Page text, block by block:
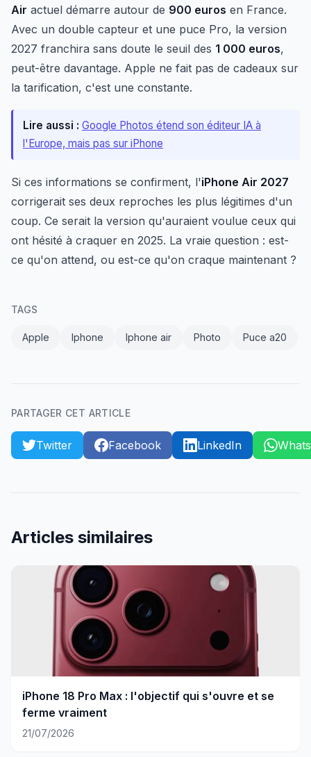
Air actuel démarre autour de 900 euros en France.
Avec un double capteur et une puce Pro, la version
2027 franchira sans doute le seuil des 1 000 euros,
peut-être davantage. Apple ne fait pas de cadeaux sur
la tarification, c'est une constante.
Lire aussi : Google Photos étend son éditeur IA à
l'Europe, mais pas sur iPhone
Si ces informations se confirment, l'iPhone Air 2027
corrigerait ses deux reproches les plus légitimes d'un
coup. Ce serait la version qu'auraient voulue ceux qui
ont hésité à craquer en 2025. La vraie question : est-
ce qu'on attend, ou est-ce qu'on craque maintenant ?
TAGS
Apple Iphone Iphone air Photo Puce a20
PARTAGER CET ARTICLE
Twitter Facebook LinkedIn
Articles similaires
iPhone 18 Pro Max : l'objectif qui s'ouvre et se
ferme vraiment
21/07/2026